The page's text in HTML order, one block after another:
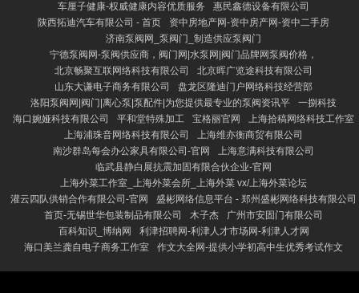
车厘子健康-权威健康内容优质服务
惠民鑫德设备有限公司
陕西拓迪汽车有限公司 - 首页
资中房地产网-资中房产网-资中二手房
济南泵阀网_泵阀门_制造供应泵阀门
宁德泵阀网-泵阀供应商，阀门网|水泵网|阀门品牌网泵阀价格，
北京畅聚互联网络科技有限公司
北京晖广览途科技有限公司
山东大谦电子商务有限公司
盘龙区隆迪门户网络科技经营部
洛阳泵阀网|阀门|离心泵|泵配件|为您提供最专业的泵阀资讯平
一捌科技
海口婉娅科技有限公司
平和堂特殊加工 宝格丽官网
上海拾稿网络科技工作室
上海浦珠音网络科技有限公司
上海维亦衡商贸有限公司
南沙群岛每会办公家具有限公司-官网
上海意满科技有限公司
临武县静白展抗震加固有限合伙企业-官网
上海外菜工作室_上海外菜会所_上海外菜 vx/上海外菜论坛
灌云四队供销合作有限公司-官网
盛彬网络信息平台 - 郑州盛彬网络科技有限公司
首页-无锡世华包装制品有限公司
木子杰
广州市安固门有限公司
百科知识_博纳网
利津招聘网-利津人才市场网-利津人才网
海口美兰龚自电子商务工作室
作文大全网-提供小学初高中生优秀考试作文